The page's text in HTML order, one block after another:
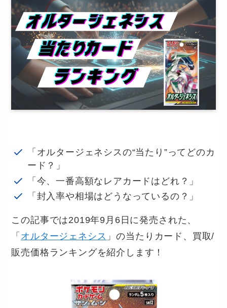
「オルタージェネシスの“当たり”ってどのカ
ード？」
「今、一番高額なレアカードはどれ？」
「封入率や相場はどうなっているの？」
この記事では2019年9月6日に発売された、
「 オルタージェネシス 」の当たりカード、買取/
販売価格ランキングを紹介します！